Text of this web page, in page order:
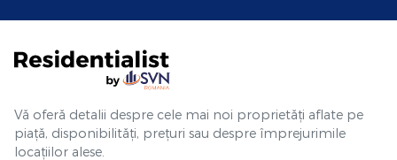
Vă oferă detalii despre cele mai noi proprietăți aflate pe
piață, disponibilități, prețuri sau despre împrejurimile
locațiilor alese.